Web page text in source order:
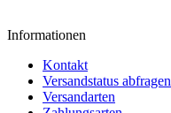
Informationen
Kontakt
Versandstatus abfragen
Versandarten